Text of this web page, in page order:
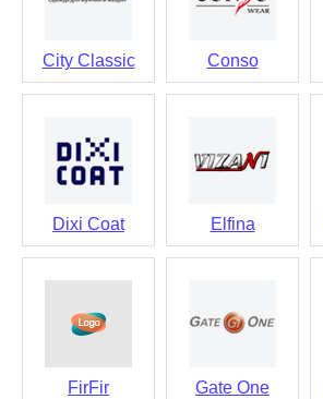
City Classic Conso
Dixi Coat Elfina
FirFir Gate One